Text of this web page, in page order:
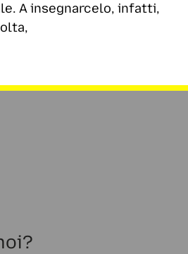
A insegnarcelo, infatti,